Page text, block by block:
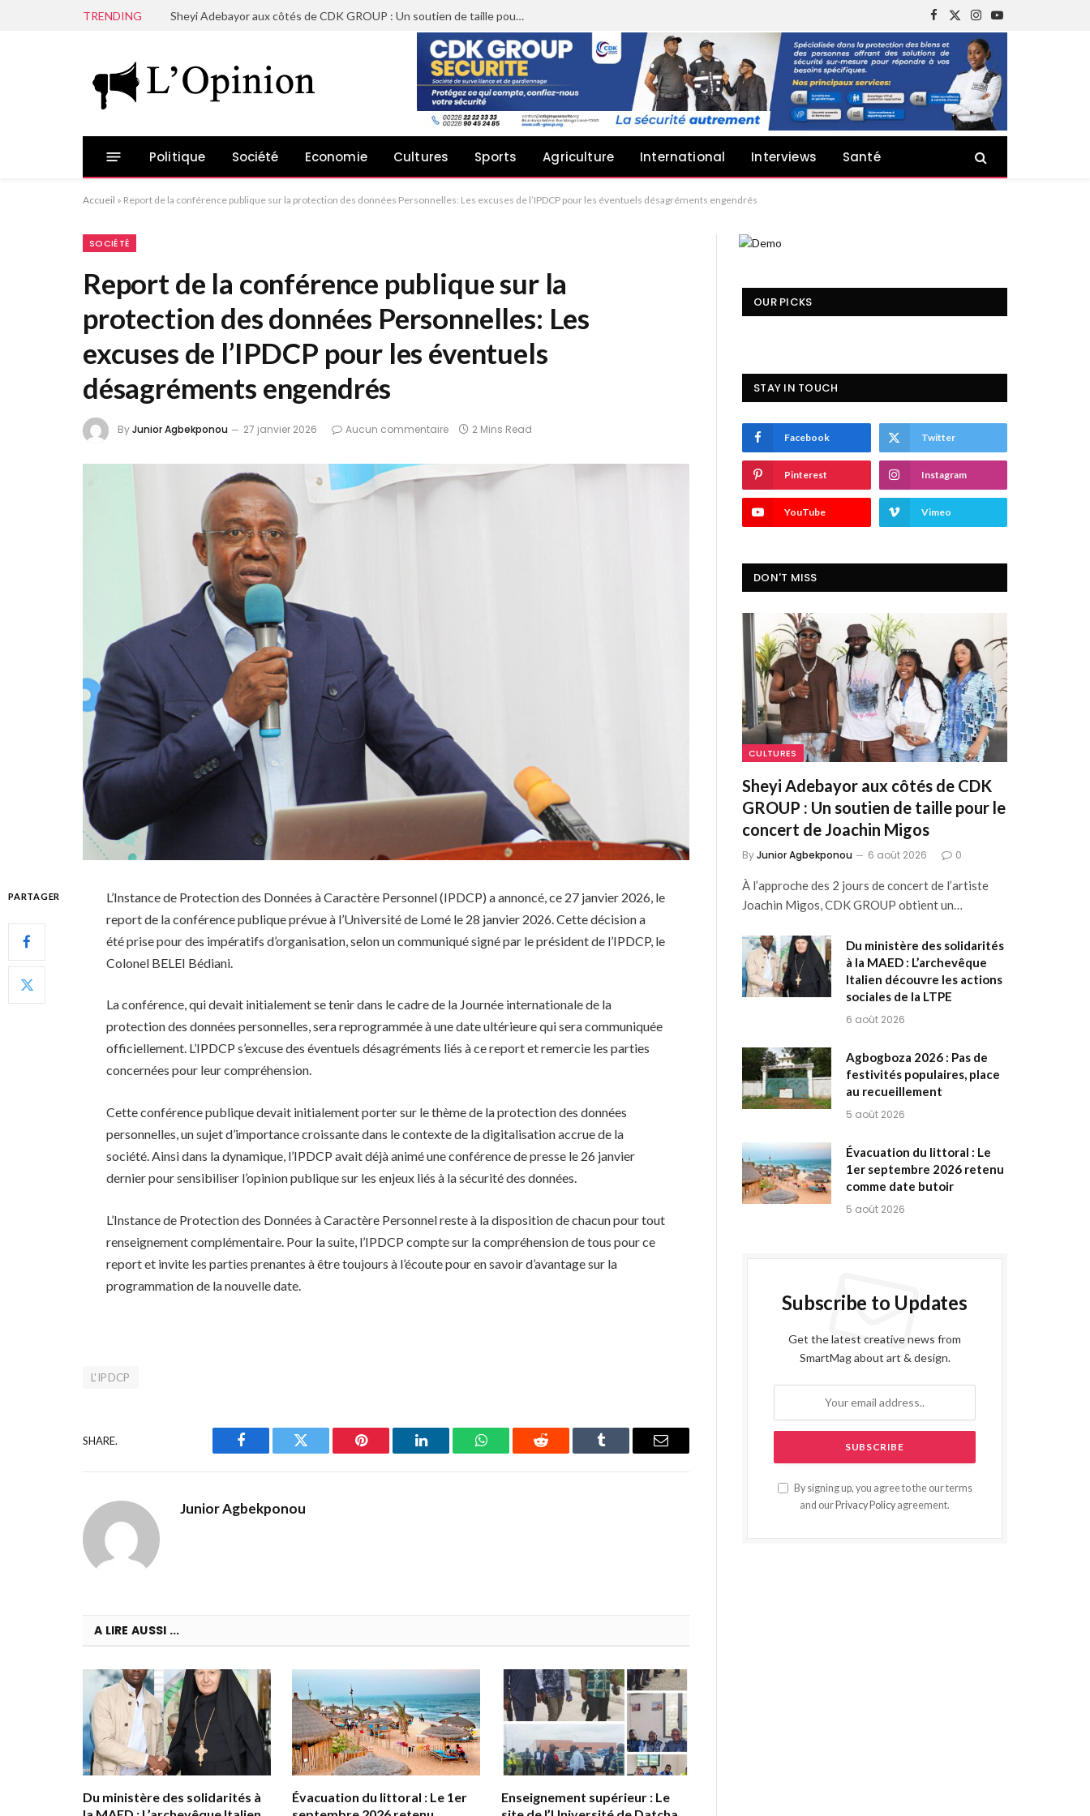
TRENDING Sheyi Adebayor aux côtés de CDK GROUP : Un soutien de taille pour le concert de Joachin Migos
Facebook
X
(Twitter)
Instagram
YouTube
Politique Société Economie Cultures Sports Agriculture International Interviews Santé
Accueil » Report de la conférence publique sur la protection des données Personnelles: Les excuses de l’IPDCP pour les éventuels désagréments engendrés
SOCIÉTÉ
Report de la conférence publique sur la
protection des données Personnelles: Les
excuses de l’IPDCP pour les éventuels
désagréments engendrés
ByJunior Agbekponou 27 janvier 2026 Aucun commentaire 2 Mins Read
PARTAGER
L’Instance de Protection des Données à Caractère Personnel (IPDCP) a annoncé, ce 27 janvier 2026, le
report de la conférence publique prévue à l’Université de Lomé le 28 janvier 2026. Cette décision a
été prise pour des impératifs d’organisation, selon un communiqué signé par le président de l’IPDCP, le
Colonel BELEI Bédiani.
La conférence, qui devait initialement se tenir dans le cadre de la Journée internationale de la
protection des données personnelles, sera reprogrammée à une date ultérieure qui sera communiquée
officiellement. L’IPDCP s’excuse des éventuels désagréments liés à ce report et remercie les parties
concernées pour leur compréhension.
Cette conférence publique devait initialement porter sur le thème de la protection des données
personnelles, un sujet d’importance croissante dans le contexte de la digitalisation accrue de la
société. Ainsi dans la dynamique, l’IPDCP avait déjà animé une conférence de presse le 26 janvier
dernier pour sensibiliser l’opinion publique sur les enjeux liés à la sécurité des données.
L’Instance de Protection des Données à Caractère Personnel reste à la disposition de chacun pour tout
renseignement complémentaire. Pour la suite, l’IPDCP compte sur la compréhension de tous pour ce
report et invite les parties prenantes à être toujours à l’écoute pour en savoir d’avantage sur la
programmation de la nouvelle date.
L'IPDCP
SHARE.
Facebook Twitter Pinterest LinkedIn WhatsAppReddit Tumblr Email
Junior Agbekponou
A LIRE AUSSI ...
Du ministère des solidarités à
Évacuation du littoral : Le 1er
Enseignement supérieur : Le
OUR PICKS
STAY IN TOUCH
Facebook Twitter
Pinterest Instagram
YouTube Vimeo
DON'T MISS
CULTURES
Sheyi Adebayor aux côtés de CDK
GROUP : Un soutien de taille pour le
concert de Joachin Migos
ByJunior Agbekponou 6 août 2026 0
À l’approche des 2 jours de concert de l’artiste
Joachin Migos, CDK GROUP obtient un…
Du ministère des solidarités
à la MAED : L’archevêque
Italien découvre les actions
sociales de la LTPE
6 août 2026
Agbogboza 2026 : Pas de
festivités populaires, place
au recueillement
5 août 2026
Évacuation du littoral : Le
1er septembre 2026 retenu
comme date butoir
5 août 2026
Subscribe to Updates
Get the latest creative news from
SmartMag about art & design.
By signing up, you agree to the our terms
and our Privacy Policy agreement.